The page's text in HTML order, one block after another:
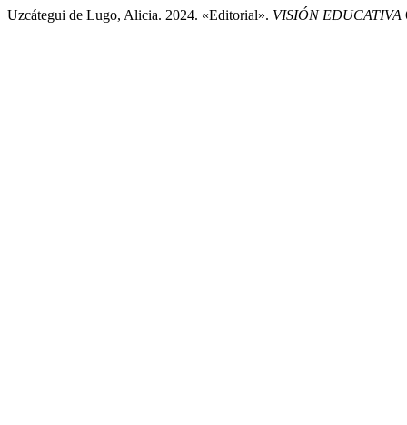
Uzcátegui de Lugo, Alicia. 2024. «Editorial». VISIÓN EDUCATIVA